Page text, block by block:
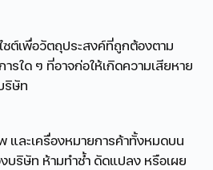
ซต์เพื่อวัตถุประสงค์ที่ถูกต้องตาม
รใด ๆ ที่อาจก่อให้เกิดความเสียหาย
ริษัท
และเครื่องหมายการค้าทั้งหมดบน
บริษัท ห้ามทำซ้ำ ดัดแปลง หรือเผย